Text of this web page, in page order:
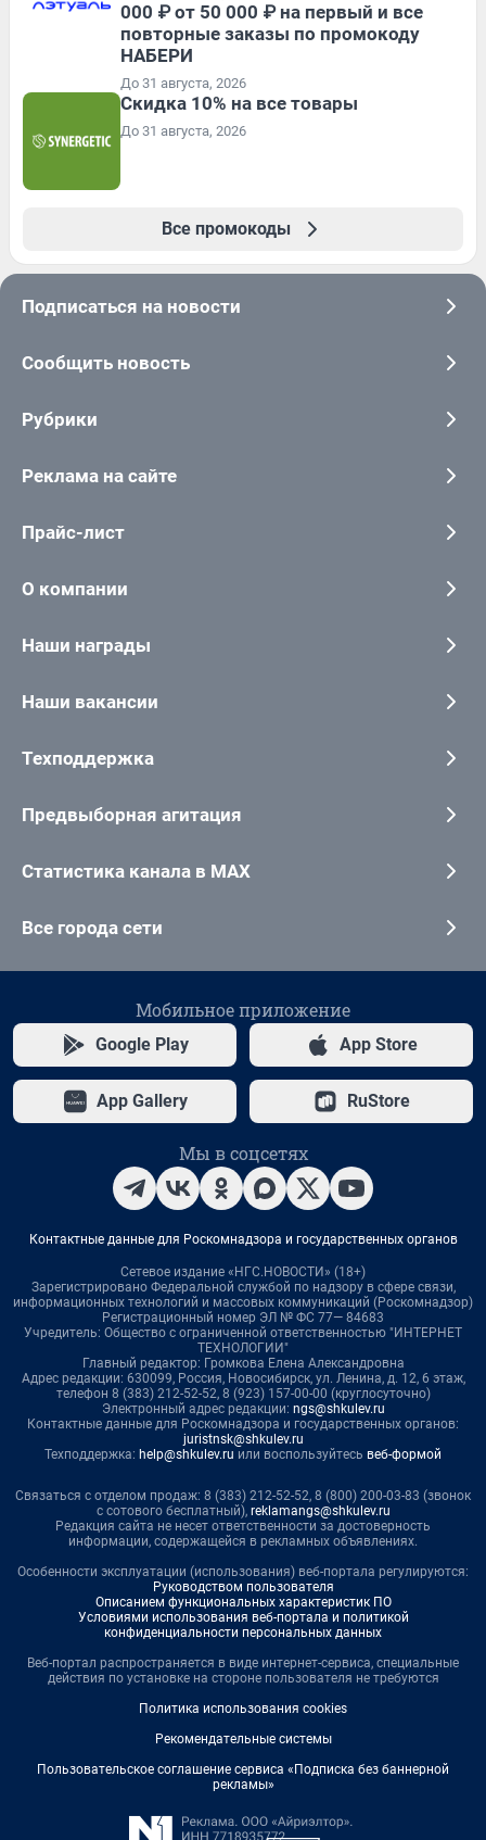
000 ₽ от 50 000 ₽ на первый и все
повторные заказы по промокоду
НАБЕРИ
До 31 августа, 2026
Скидка 10% на все товары
До 31 августа, 2026
Все промокоды
Подписаться на новости
Сообщить новость
Рубрики
Реклама на сайте
Прайс-лист
О компании
Наши награды
Наши вакансии
Техподдержка
Предвыборная агитация
Статистика канала в MAX
Все города сети
Мобильное приложение
Google Play App Store
App Gallery RuStore
Мы в соцсетях
Контактные данные для Роскомнадзора и государственных органов
Сетевое издание «НГС.НОВОСТИ» (18+)
Зарегистрировано Федеральной службой по надзору в сфере связи,
информационных технологий и массовых коммуникаций (Роскомнадзор)
Регистрационный номер ЭЛ № ФС 77— 84683
Учредитель: Общество с ограниченной ответственностью "ИНТЕРНЕТ
ТЕХНОЛОГИИ"
Главный редактор: Громкова Елена Александровна
Адрес редакции: 630099, Россия, Новосибирск, ул. Ленина, д. 12, 6 этаж,
телефон 8 (383) 212-52-52, 8 (923) 157-00-00 (круглосуточно)
Электронный адрес редакции: ngs@shkulev.ru
Контактные данные для Роскомнадзора и государственных органов:
juristnsk@shkulev.ru
Техподдержка: help@shkulev.ru или воспользуйтесь веб-формой
Связаться с отделом продаж: 8 (383) 212-52-52, 8 (800) 200-03-83 (звонок
с сотового бесплатный), reklamangs@shkulev.ru
Редакция сайта не несет ответственности за достоверность
информации, содержащейся в рекламных объявлениях.
Особенности эксплуатации (использования) веб-портала регулируются:
Руководством пользователя
Описанием функциональных характеристик ПО
Условиями использования веб-портала и политикой
конфиденциальности персональных данных
Веб-портал распространяется в виде интернет-сервиса, специальные
действия по установке на стороне пользователя не требуются
Политика использования cookies
Рекомендательные системы
Пользовательское соглашение сервиса «Подписка без баннерной
рекламы»